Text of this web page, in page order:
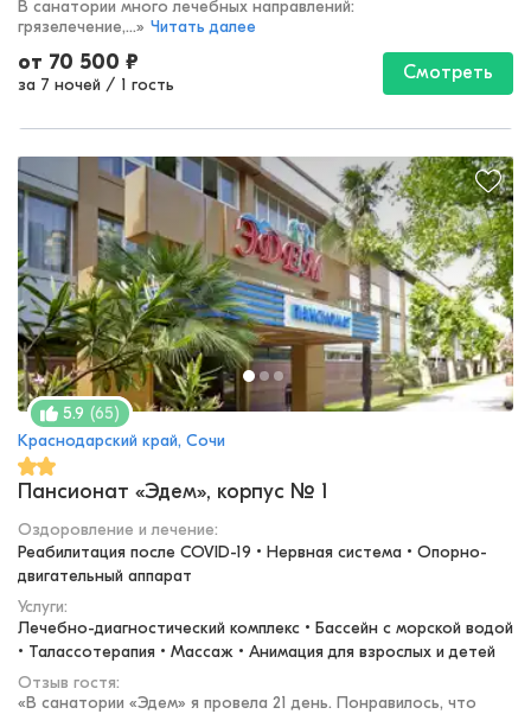
В санатории много лечебных направлений:
грязелечение,...» Читать далее
от 70 500 ₽
за 7 ночей / 1 гость
Смотреть
5.9 (65)
Краснодарский край, Сочи
Пансионат «Эдем», корпус № 1
Оздоровление и лечение:
Реабилитация после COVID-19 • Нервная система • Опорно-
двигательный аппарат
Услуги:
Лечебно-диагностический комплекс • Бассейн с морской водой
• Талассотерапия • Массаж • Анимация для взрослых и детей
Отзыв гостя:
«В санатории «Эдем» я провела 21 день. Понравилось, что